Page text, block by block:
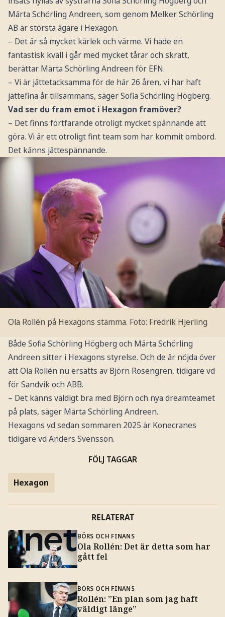
Märta Schörling Andreen, som genom Melker Schörling
AB är största ägare i Hexagon.
– Det är så mycket kärlek och värme. Vi hade en
fantastisk kväll i går med mycket tårar och skratt,
berättar Märta Schörling Andreen för EFN.
– Vi är jättetacksamma för de här 26 åren, vi har haft
jättefina år tillsammans, säger Sofia Schörling Högberg.
Vad ser du fram emot i Hexagon framöver?
– Det finns fortfarande otroligt mycket spännande att
göra. Vi är ett otroligt fint team som har kommit ombord.
Det känns jättespännande.
Ola Rollén på Hexagons stämma. Foto: Fredrik Hjerling
Både Sofia Schörling Högberg och Märta Schörling
Andreen sitter i Hexagons styrelse. Och de är nöjda över
att Ola Rollén nu ersätts av Björn Rosengren, tidigare vd
för Sandvik och ABB.
– Det känns väldigt bra med Björn och nya dreamteamet
på plats, säger Märta Schörling Andreen.
Hexagons vd sedan sommaren 2025 är Konecranes
tidigare vd Anders Svensson.
FÖLJ TAGGAR
Hexagon
RELATERAT
BÖRS OCH FINANS
Ola Rollén: Det är detta som har
gått fel
BÖRS OCH FINANS
Rollén: ”En plan som jag haft
väldigt länge”